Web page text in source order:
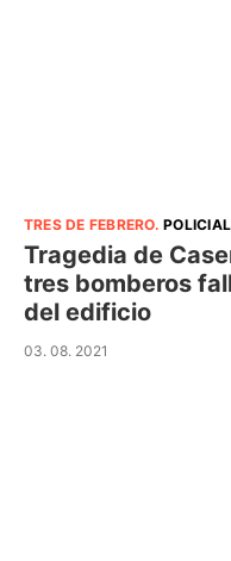
TRES DE FEBRERO.
Tragedia de
tres bomberos
del edificio
03. 08. 2021